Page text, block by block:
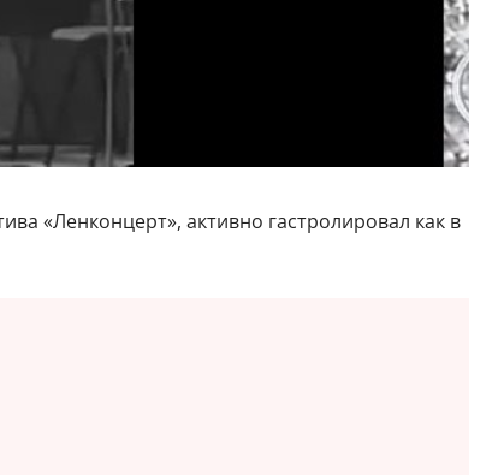
«Ленконцерт», активно гастролировал как в